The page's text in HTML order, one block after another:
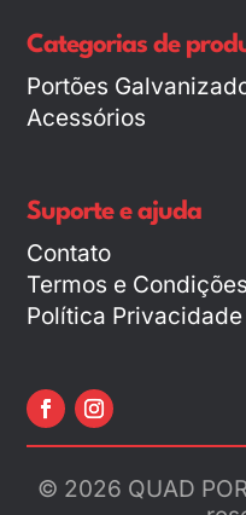
Categorias de
Portões
Acessórios
Suporte e ajuda
Contato
Termos e Condições
Política Privacidade
© 2026 QUAD